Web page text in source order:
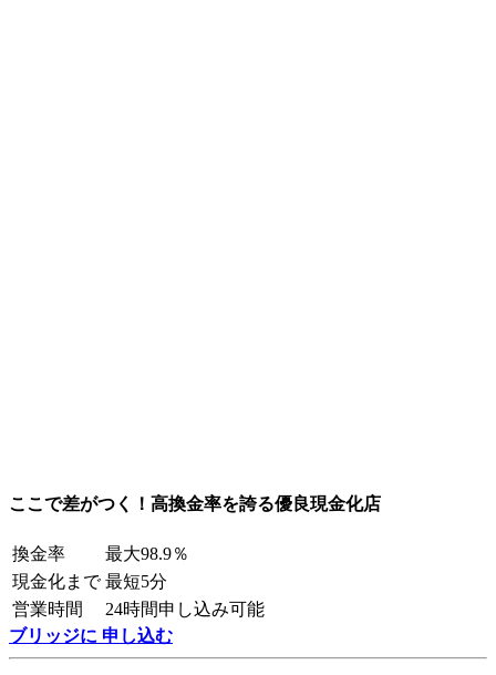
ここで差がつく！高換金率を誇る優良現金化店
換金率
最大98.9％
現金化まで 最短5分
営業時間
24時間申し込み可能
ブリッジに 申し込む